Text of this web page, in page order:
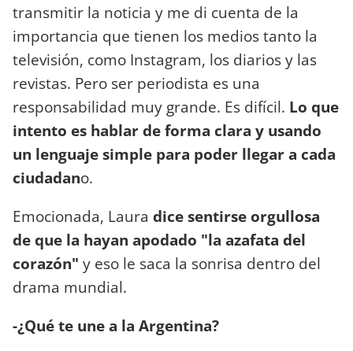
transmitir la noticia y me di cuenta de la
importancia que tienen los medios tanto la
televisión, como Instagram, los diarios y las
revistas. Pero ser periodista es una
responsabilidad muy grande. Es difícil. Lo que
intento es hablar de forma clara y usando
un lenguaje simple para poder llegar a cada
ciudadano.
Emocionada, Laura dice sentirse orgullosa
de que la hayan apodado "la azafata del
corazón" y eso le saca la sonrisa dentro del
drama mundial.
-¿Qué te une a la Argentina?